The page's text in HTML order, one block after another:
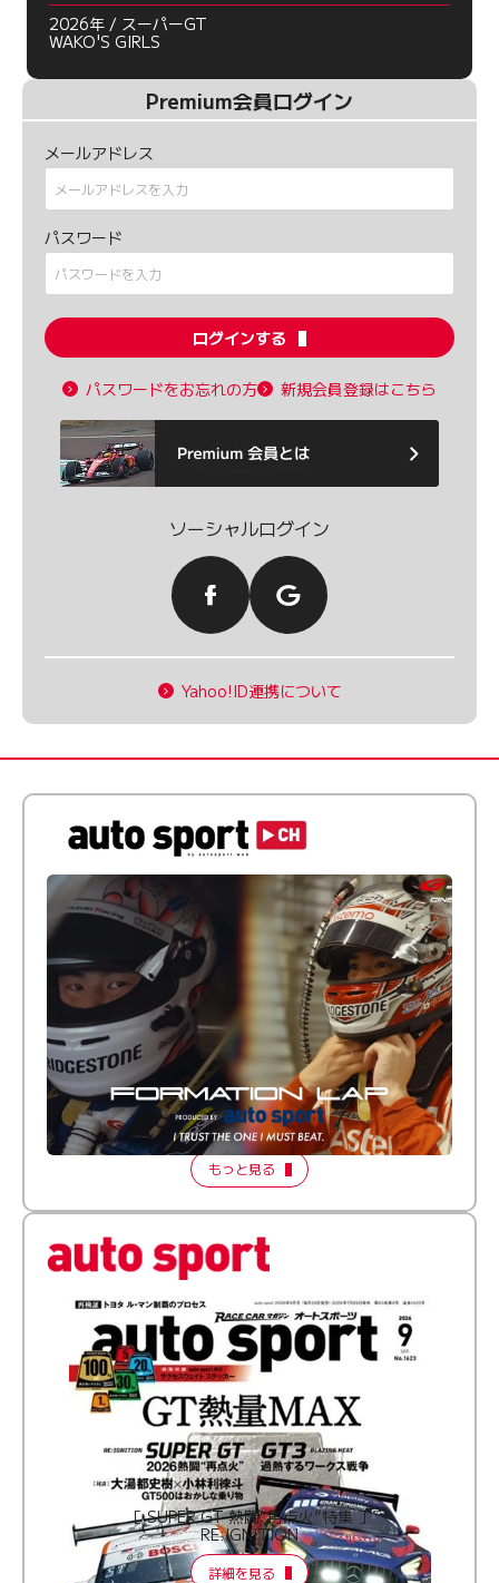
2026年 / スーパーGT
WAKO'S GIRLS
Premium会員ログイン
メールアドレス
パスワード
ログインする
パスワードをお忘れの方 新規会員登録はこちら
ソーシャルログイン
Yahoo!ID連携について
倒す相手を、信じてる。小林利徠斗 × 野村勇斗
【FORMATION LAP Produced by auto sport】
2026 Episode 2
もっと見る
［ SUPER GT 熱闘“再点火”特集 ］
RE:IGNITION
詳細を見る